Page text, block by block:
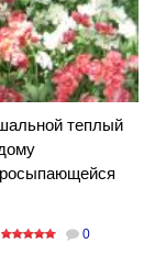
теплый
0